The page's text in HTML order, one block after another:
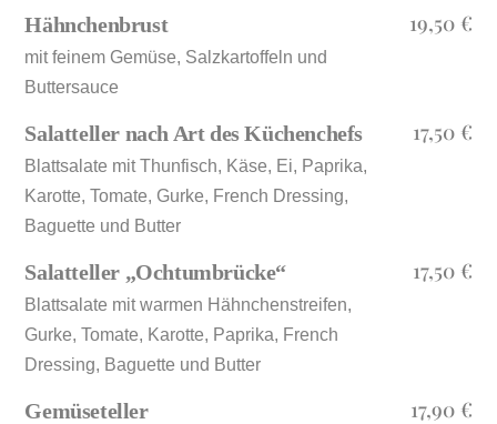
Hähnchenbrust
mit feinem Gemüse, Salzkartoffeln und
Buttersauce
19,50 €
Salatteller nach Art des Küchenchefs
Blattsalate mit Thunfisch, Käse, Ei, Paprika,
Karotte, Tomate, Gurke, French Dressing,
Baguette und Butter
17,50 €
Salatteller „Ochtumbrücke“
Blattsalate mit warmen Hähnchenstreifen,
Gurke, Tomate, Karotte, Paprika, French
Dressing, Baguette und Butter
17,50 €
Gemüseteller 17,90 €